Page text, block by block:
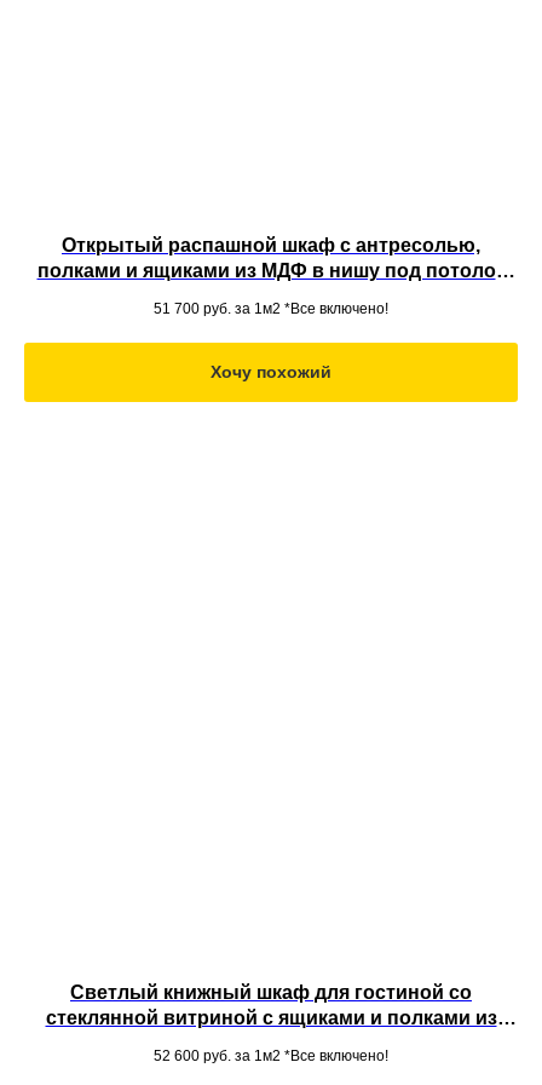
Открытый распашной шкаф с антресолью,
полками и ящиками из МДФ в нишу под потолок
51 700 руб. за 1м2 *Все включено!
Хочу похожий
Светлый книжный шкаф для гостиной со
стеклянной витриной с ящиками и полками из
52 600 руб. за 1м2 *Все включено!